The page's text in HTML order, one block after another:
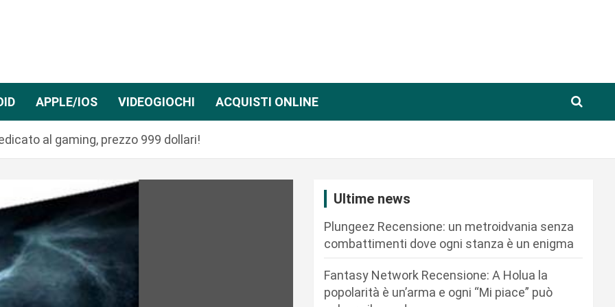
APPLE/IOS VIDEOGIOCHI ACQUISTI ONLINE
al gaming, prezzo 999 dollari!
Ultime news
Plungeez Recensione: un metroidvania senza
combattimenti dove ogni stanza è un enigma
Fantasy Network Recensione: A Holua la
popolarità è un’arma e ogni “Mi piace” può